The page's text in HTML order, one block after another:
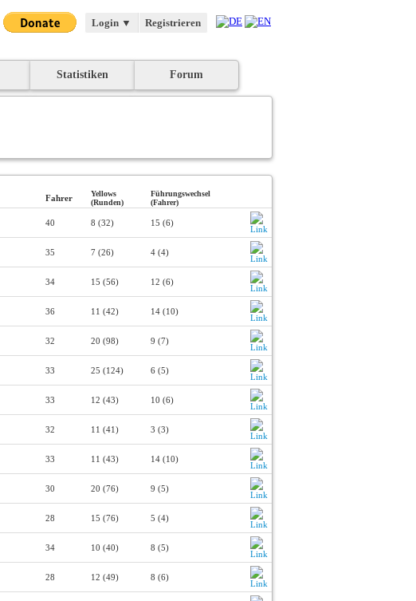
Login ▼ Registrieren
Statistiken Forum
Fahrer
Yellows
(Runden)
Führungswechsel
(Fahrer)
40 8 (32) 15 (6)
35 7 (26) 4 (4)
34 15 (56) 12 (6)
36 11 (42) 14 (10)
32 20 (98) 9 (7)
33 25 (124) 6 (5)
33 12 (43) 10 (6)
32 11 (41) 3 (3)
33 11 (43) 14 (10)
30 20 (76) 9 (5)
28 15 (76) 5 (4)
34 10 (40) 8 (5)
28 12 (49) 8 (6)